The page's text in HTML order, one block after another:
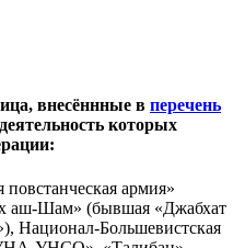
внесённные в перечень
которых
армия»
Шам» (бывшая «Джабхат
Национал-Большевистская